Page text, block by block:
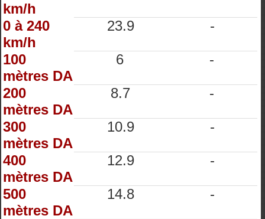
km/h
0 à 240
km/h
23.9 -
100
mètres DA
6 -
200
mètres DA
8.7 -
300
mètres DA
10.9 -
400
mètres DA
12.9 -
500
mètres DA
14.8 -